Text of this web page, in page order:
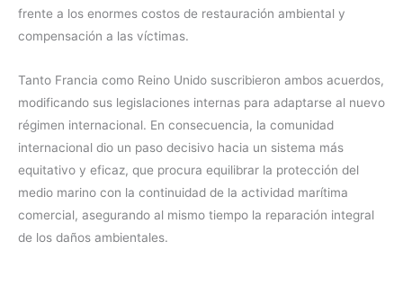
frente a los enormes costos de restauración ambiental y
compensación a las víctimas.
Tanto Francia como Reino Unido suscribieron ambos acuerdos,
modificando sus legislaciones internas para adaptarse al nuevo
régimen internacional. En consecuencia, la comunidad
internacional dio un paso decisivo hacia un sistema más
equitativo y eficaz, que procura equilibrar la protección del
medio marino con la continuidad de la actividad marítima
comercial, asegurando al mismo tiempo la reparación integral
de los daños ambientales.